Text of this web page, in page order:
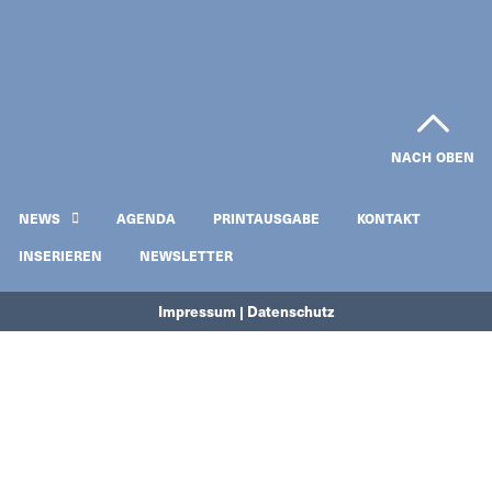
NACH OBEN
NEWS AGENDA PRINTAUSGABE
KONTAKT
INSERIEREN
NEWSLETTER
Impressum | Datenschutz